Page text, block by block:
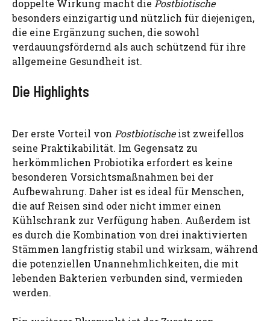
doppelte Wirkung macht die Postbiotische
besonders einzigartig und nützlich für diejenigen,
die eine Ergänzung suchen, die sowohl
verdauungsfördernd als auch schützend für ihre
allgemeine Gesundheit ist.
Die Highlights
Der erste Vorteil von Postbiotischeist zweifellos
seine Praktikabilität. Im Gegensatz zu
herkömmlichen Probiotika erfordert es keine
besonderen Vorsichtsmaßnahmen bei der
Aufbewahrung. Daher ist es ideal für Menschen,
die auf Reisen sind oder nicht immer einen
Kühlschrank zur Verfügung haben. Außerdem ist
es durch die Kombination von drei inaktivierten
Stämmen langfristig stabil und wirksam, während
die potenziellen Unannehmlichkeiten, die mit
lebenden Bakterien verbunden sind, vermieden
werden.